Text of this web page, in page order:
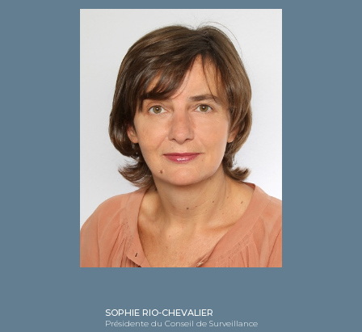
SOPHIE RIO-CHEVALIER
Présidente du Conseil de Surveillance